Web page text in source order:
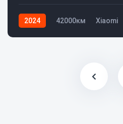
2024 42000км Xiaomi